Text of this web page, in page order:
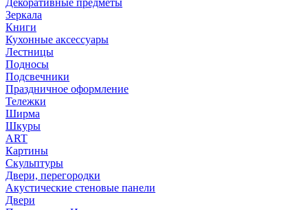
Декоративные предметы
Зеркала
Книги
Кухонные аксессуары
Лестницы
Подносы
Подсвечники
Праздничное оформление
Тележки
Ширма
Шкуры
ART
Картины
Скульптуры
Двери, перегородки
Акустические стеновые панели
Двери